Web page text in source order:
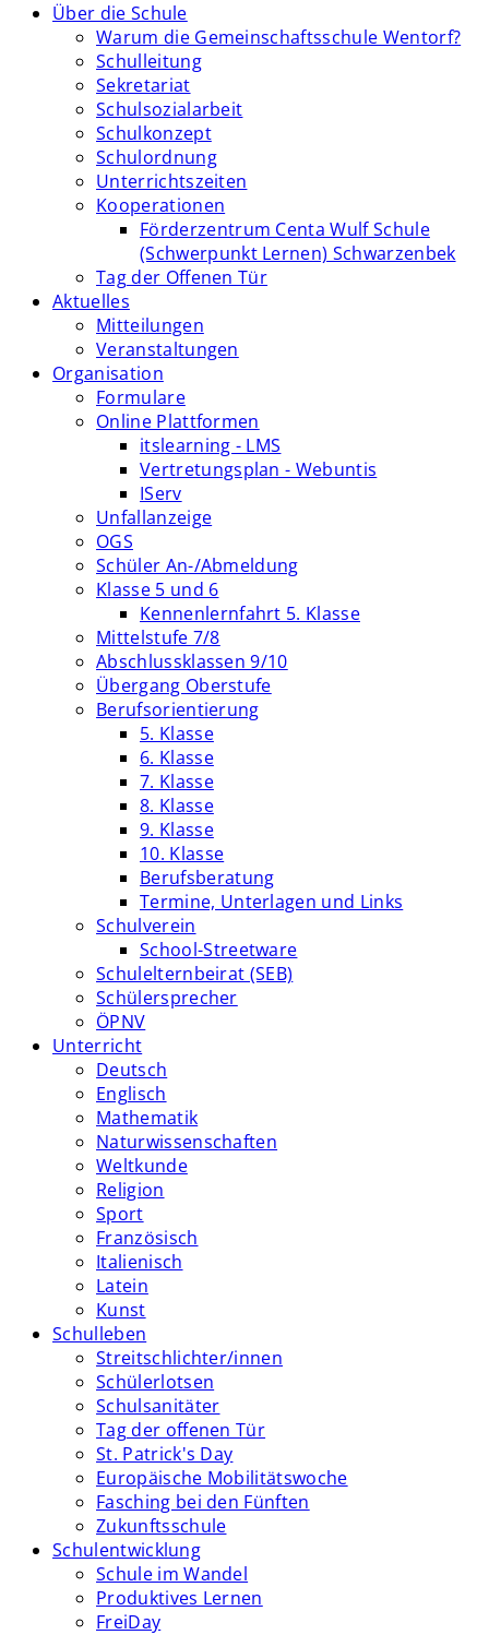
Über die Schule
Warum die Gemeinschaftsschule Wentorf?
Schulleitung
Sekretariat
Schulsozialarbeit
Schulkonzept
Schulordnung
Unterrichtszeiten
Kooperationen
Förderzentrum Centa Wulf Schule
(Schwerpunkt Lernen) Schwarzenbek
Tag der Offenen Tür
Aktuelles
Mitteilungen
Veranstaltungen
Organisation
Formulare
Online Plattformen
itslearning - LMS
Vertretungsplan - Webuntis
IServ
Unfallanzeige
OGS
Schüler An-/Abmeldung
Klasse 5 und 6
Kennenlernfahrt 5. Klasse
Mittelstufe 7/8
Abschlussklassen 9/10
Übergang Oberstufe
Berufsorientierung
5. Klasse
6. Klasse
7. Klasse
8. Klasse
9. Klasse
10. Klasse
Berufsberatung
Termine, Unterlagen und Links
Schulverein
School-Streetware
Schulelternbeirat (SEB)
Schülersprecher
ÖPNV
Unterricht
Deutsch
Englisch
Mathematik
Naturwissenschaften
Weltkunde
Religion
Sport
Französisch
Italienisch
Latein
Kunst
Schulleben
Streitschlichter/innen
Schülerlotsen
Schulsanitäter
Tag der offenen Tür
St. Patrick's Day
Europäische Mobilitätswoche
Fasching bei den Fünften
Zukunftsschule
Schulentwicklung
Schule im Wandel
Produktives Lernen
FreiDay